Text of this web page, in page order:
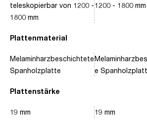
Plattenmaterial
Plattenstärke
teleskopierbar von 1200 -
1800 mm
Melaminharzbeschichtete
Spanholzplatte
19 mm
1200 - 1800 mm
e
19 mm